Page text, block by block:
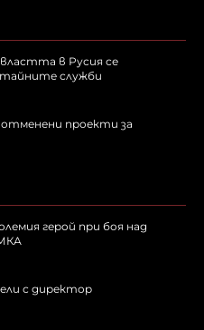
в Русия се
служби
проекти за
герой при боя над
с директор